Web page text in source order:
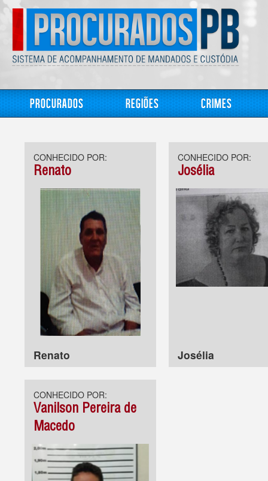
Procurados Regiões Crimes
CONHECIDO POR:
Renato
Renato
CONHECIDO POR:
Josélia
Josélia
CONHECIDO POR:
Vanilson Pereira de
Macedo